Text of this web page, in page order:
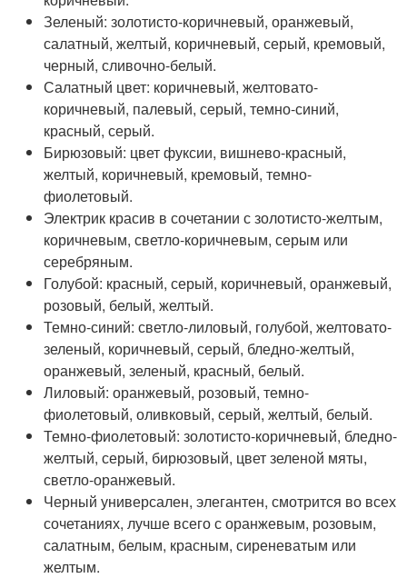
Зеленый: золотисто-коричневый, оранжевый,
салатный, желтый, коричневый, серый, кремовый,
черный, сливочно-белый.
Салатный цвет: коричневый, желтовато-
коричневый, палевый, серый, темно-синий,
красный, серый.
Бирюзовый: цвет фуксии, вишнево-красный,
желтый, коричневый, кремовый, темно-
фиолетовый.
Электрик красив в сочетании с золотисто-желтым,
коричневым, светло-коричневым, серым или
серебряным.
Голубой: красный, серый, коричневый, оранжевый,
розовый, белый, желтый.
Темно-синий: светло-лиловый, голубой, желтовато-
зеленый, коричневый, серый, бледно-желтый,
оранжевый, зеленый, красный, белый.
Лиловый: оранжевый, розовый, темно-
фиолетовый, оливковый, серый, желтый, белый.
Темно-фиолетовый: золотисто-коричневый, бледно-
желтый, серый, бирюзовый, цвет зеленой мяты,
светло-оранжевый.
Черный универсален, элегантен, смотрится во всех
сочетаниях, лучше всего с оранжевым, розовым,
салатным, белым, красным, сиреневатым или
желтым.